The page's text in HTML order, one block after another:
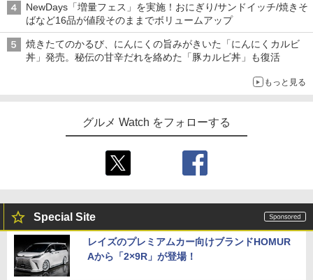
NewDays「増量フェス」を実施！おにぎり/サンドイッチ/焼きそ
ばなど16品が値段そのままでボリュームアップ
焼きたてのかるび、にんにくの旨みがきいた「にんにくカルビ
丼」発売。秘伝の甘辛だれを絡めた「豚カルビ丼」も復活
もっと見る
グルメ Watch をフォローする
Special Site
レイズのプレミアムカー向けブランドHOMUR
Aから「2×9R」が登場！